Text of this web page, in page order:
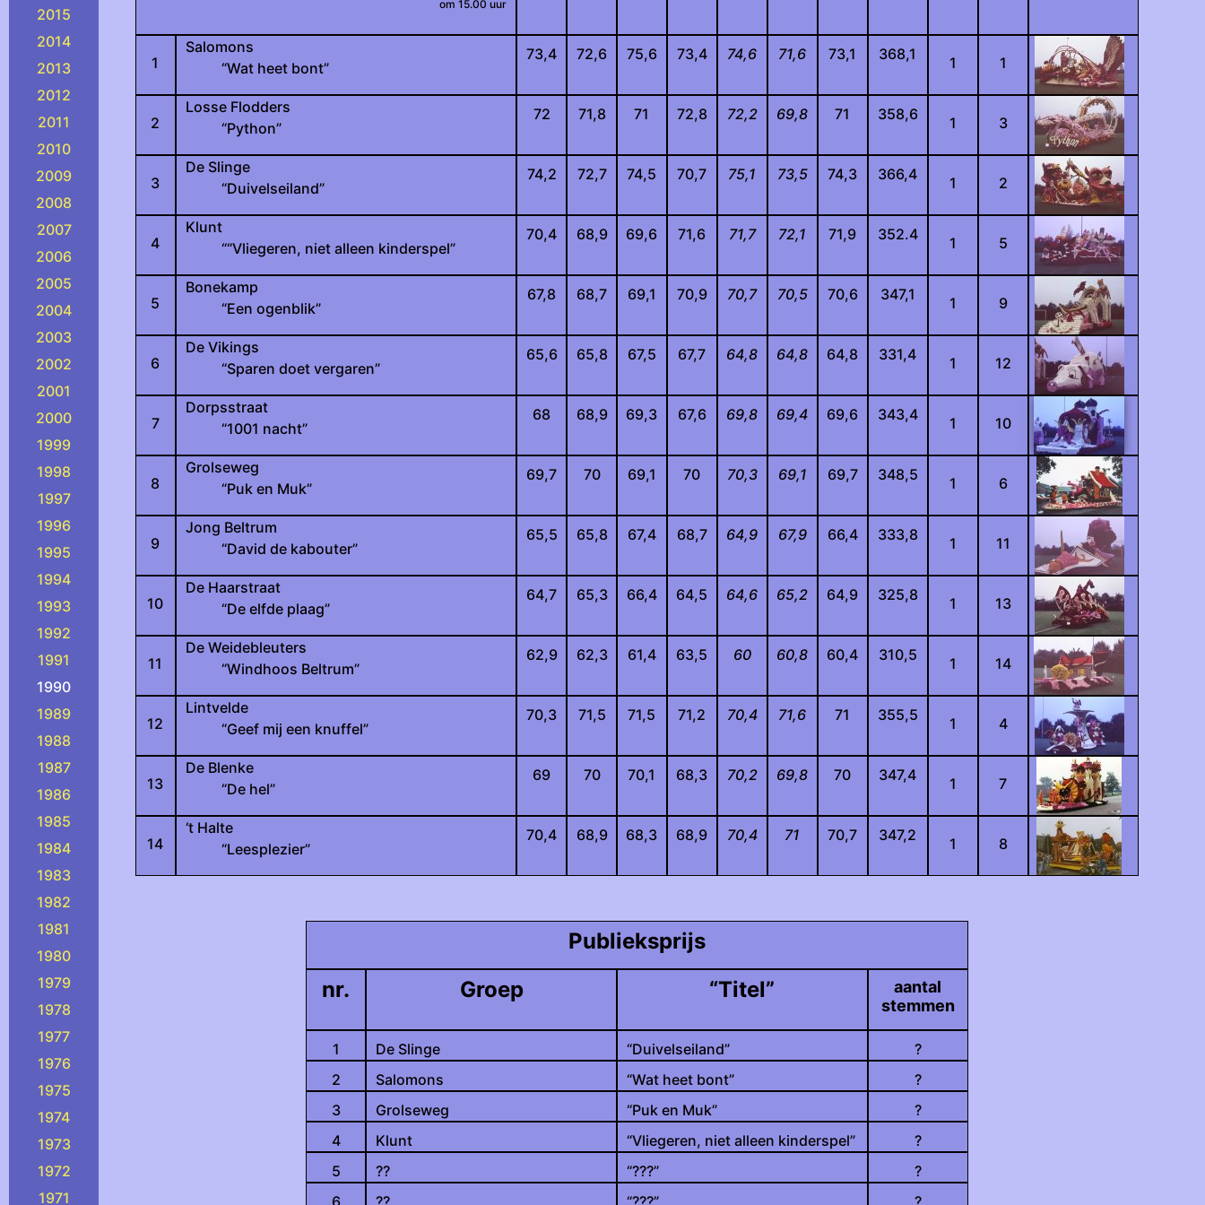
2015
2014
2013
2012
2011
2010
2009
2008
2007
2006
2005
2004
2003
2002
2001
2000
1999
1998
1997
1996
1995
1994
1993
1992
1991
1990
1989
1988
1987
1986
1985
1984
1983
1982
1981
1980
1979
1978
1977
1976
1975
1974
1973
1972
1971
om 15.00 uur
1
Salomons
“Wat heet bont”
73,4 72,6 75,6 73,4 74,6 71,6 73,1 368,1 1 1
2
Losse Flodders
“Python”
72 71,8 71 72,8 72,2 69,8 71 358,6 1 3
3
De Slinge
“Duivelseiland”
74,2 72,7 74,5 70,7 75,1 73,5 74,3 366,4 1 2
4
Klunt
““Vliegeren, niet alleen kinderspel”
70,4 68,9 69,6 71,6 71,7 72,1 71,9 352.4 1 5
5
Bonekamp
“Een ogenblik”
67,8 68,7 69,1 70,9 70,7 70,5 70,6 347,1 1 9
6
De Vikings
“Sparen doet vergaren”
65,6 65,8 67,5 67,7 64,8 64,8 64,8 331,4 1 12
7
Dorpsstraat
“1001 nacht”
68 68,9 69,3 67,6 69,8 69,4 69,6 343,4 1 10
8
Grolseweg
“Puk en Muk”
69,7 70 69,1 70 70,3 69,1 69,7 348,5 1 6
9
Jong Beltrum
“David de kabouter”
65,5 65,8 67,4 68,7 64,9 67,9 66,4 333,8 1 11
10
De Haarstraat
“De elfde plaag”
64,7 65,3 66,4 64,5 64,6 65,2 64,9 325,8 1 13
11
De Weidebleuters
“Windhoos Beltrum”
62,9 62,3 61,4 63,5 60 60,8 60,4 310,5 1 14
12
Lintvelde
“Geef mij een knuffel”
70,3 71,5 71,5 71,2 70,4 71,6 71 355,5 1 4
13
De Blenke
“De hel”
69 70 70,1 68,3 70,2 69,8 70 347,4 1 7
14
‘t Halte
“Leesplezier”
70,4 68,9 68,3 68,9 70,4 71 70,7 347,2 1 8
Publieksprijs
nr.
Groep “Titel”
aantal
stemmen
1 De Slinge “Duivelseiland”
?
2
Salomons “Wat heet bont”
?
3
Grolseweg “Puk en Muk”
?
4
Klunt “Vliegeren, niet alleen kinderspel”
?
5
?? “???”
?
6
?? “???” ?